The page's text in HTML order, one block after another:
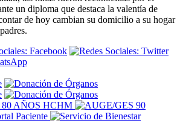
un diploma que destaca la valentía de
de hoy cambian su domicilio a su hogar